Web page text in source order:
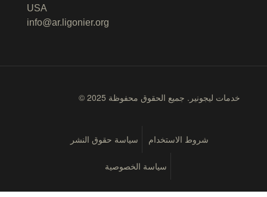
USA
info@ar.ligonier.org
© 2025 خدمات ليجونير. جميع الحقوق محفوظة
شروط الاستخدام سياسة حقوق النشر
سياسة الخصوصية